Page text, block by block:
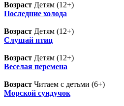
Возраст Детям (12+)
Последние холода
Возраст Детям (12+)
Слушай птиц
Возраст Детям (12+)
Веселая перемена
Возраст Читаем с детьми (6+)
Морской сундучок